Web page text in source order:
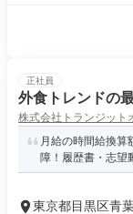
正社員
外食トレンドの
株式会社トランジット
月給の時間給換
障！履歴書・志望
東京都目黒区青